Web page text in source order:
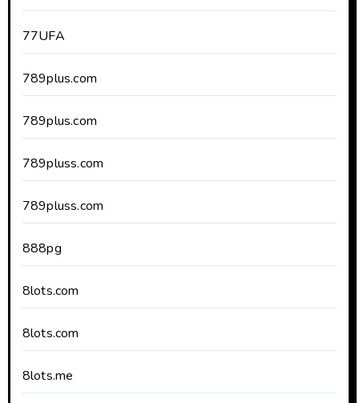
77UFA
789plus.com
789plus.com
789pluss.com
789pluss.com
888pg
8lots.com
8lots.com
8lots.me